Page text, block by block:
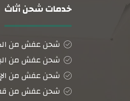
خدمات شحن أثاث
شحن عفش من
شحن عفش من
شحن عفش من
شحن عفش من